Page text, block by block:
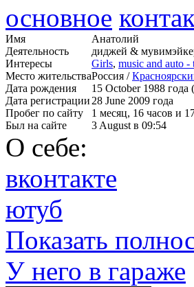
основное
Имя
Анатолий
Деятельность
диджей &
Интересы
Girls, music and auto -
Место жительстваРоссия /
Дата рождения
15 October 1988 года
Дата регистрации28 June 2009 года
Пробег по сайту
1 месяц, 16 часов и
Был на сайте
3 August в 09:54
О себе:
вконтакте
ютуб
Показать
У него в гараже